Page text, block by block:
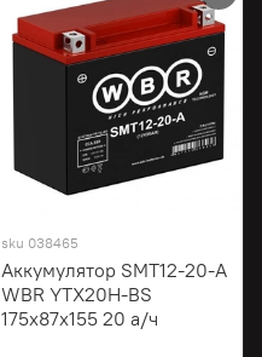
sku 038465
Аккумулятор SMT12-20-A
WBR YTX20H-BS
175х87х155 20 а/ч